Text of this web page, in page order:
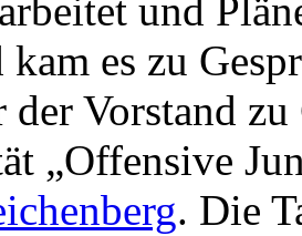
und
es zu
der Vorstand
„Offensive
. Die